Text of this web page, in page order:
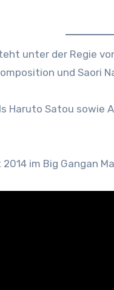
unter der Regie
und Saori
Haruto Satou sowie
im Big Gangan